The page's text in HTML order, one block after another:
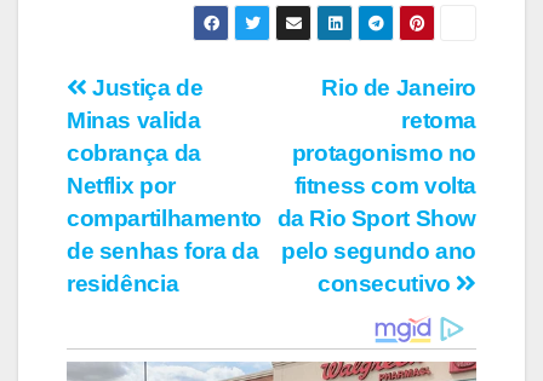
Navegação
de
Post
Rio de Janeiro
retoma
protagonismo no
fitness com volta
da Rio Sport Show
pelo segundo ano
consecutivo
Justiça de
Minas valida
cobrança da
Netflix por
compartilhamento
de senhas fora da
residência